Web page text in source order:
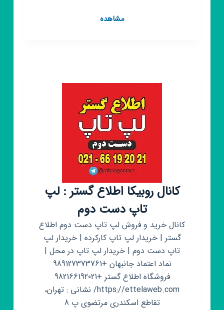
مشاهدهکانال
کانال روبیکا اطلاع گستر : لپ
تاپ دست دوم
کانال خرید و فروش لپ تاپ دست دوم اطلاع
گستر | خریدار لپ تاپ کارکرده | خریدار لپ
تاپ دست دوم | خریدار لپ تاپ در محل |
نماد اعتماد جانبهان +989127373761
فروشگاه اطلاع گستر +982166192021
https://ettelaweb.com/ نشانی : تهران،
تقاطع اسکندری مرتضوی پ 8